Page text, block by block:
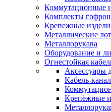
Коммутационные
Комплекты
Крепежные
Металлические
Металлорукава
Оборудование и
Огнестойкая
Аксессуары
Кабель-
Крепёжные